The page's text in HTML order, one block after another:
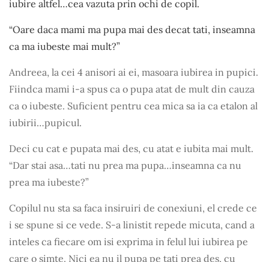
iubire altfel…cea vazuta prin ochi de copil.
“Oare daca mami ma pupa mai des decat tati, inseamna
ca ma iubeste mai mult?”
Andreea, la cei 4 anisori ai ei, masoara iubirea in pupici.
Fiindca mami i-a spus ca o pupa atat de mult din cauza
ca o iubeste. Suficient pentru cea mica sa ia ca etalon al
iubirii…pupicul.
Deci cu cat e pupata mai des, cu atat e iubita mai mult.
“Dar stai asa…tati nu prea ma pupa…inseamna ca nu
prea ma iubeste?”
Copilul nu sta sa faca insiruiri de conexiuni, el crede ce
i se spune si ce vede. S-a linistit repede micuta, cand a
inteles ca fiecare om isi exprima in felul lui iubirea pe
care o simte. Nici ea nu il pupa pe tati prea des, cu